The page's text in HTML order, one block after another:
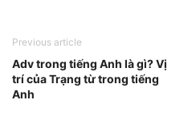
Previous article
Adv trong tiếng Anh là gì? Vị
trí của Trạng từ trong tiếng
Anh